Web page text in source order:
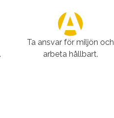
Ta ansvar för miljön och
arbeta hållbart.